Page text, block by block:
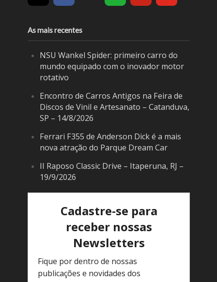
As mais recentes
NSU Wankel Spider: primeiro carro do
mundo equipado com o inovador motor
rotativo
Encontro de Carros Antigos na Feira de
Discos de Vinil e Artesanato – Catanduva,
SP – 14/8/2026
Ferrari F355 de Anderson Dick é a mais
nova atração do Parque Dream Car
II Raposo Classic Drive – Itaperuna, RJ –
19/9/2026